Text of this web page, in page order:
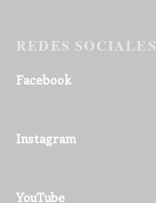
REDES SOCIALES
Facebook
Instagram
YouTube